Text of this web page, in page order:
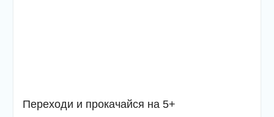
Переходи и прокачайся на 5+